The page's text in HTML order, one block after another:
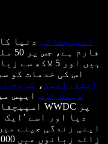
اسپیچفائی دنیا
ہیں اور 5
اس کی خدمات کو
اینڈرائیڈ ، کروم
ڈیسک ٹاپ ایپس میں
WWDC پر
دیا اور اسے